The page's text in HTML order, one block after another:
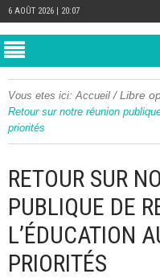
6 AOÛT 2026 | 20:07
Vous etes ici: Accueil /Libre
Retour sur notre réunion
priorités
RETOUR SUR
PUBLIQUE DE
L’ÉDUCATION
PRIORITÉS